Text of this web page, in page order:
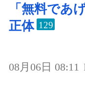
「無料であ
正体 129
08月06日 08:11